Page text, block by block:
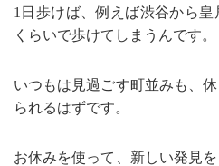
1日歩けば、例えば渋谷から
くらいで歩けてしまうんです。
いつもは見過ごす町並みも、
られるはずです。
お休みを使って、新しい発見